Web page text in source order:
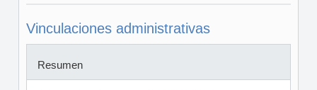
Vinculaciones administrativas
Resumen